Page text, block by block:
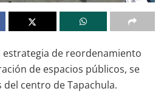
estrategia de reordenamiento
de espacios públicos, se
centro de Tapachula.